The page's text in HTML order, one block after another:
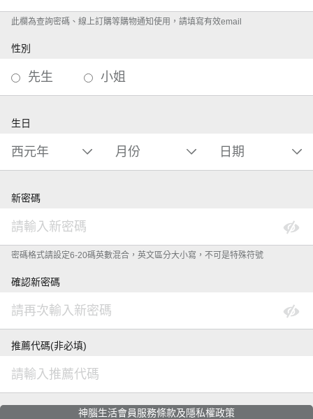
此欄為查詢密碼、線上訂購等購物通知使用，請填寫有效email
性別
先生 小姐
生日
新密碼
密碼格式請設定6-20碼英數混合，英文區分大小寫，不可是特殊符號
確認新密碼
推薦代碼(非必填)
神腦生活會員服務條款及隱私權政策